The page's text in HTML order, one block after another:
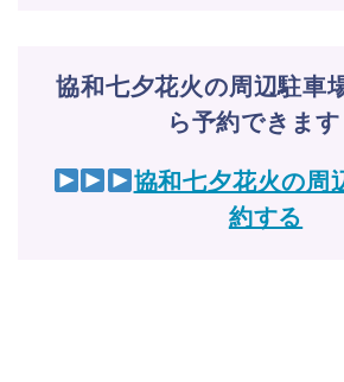
協和七夕花火の周辺駐車
ら予約できます
協和七夕花火の周
約する